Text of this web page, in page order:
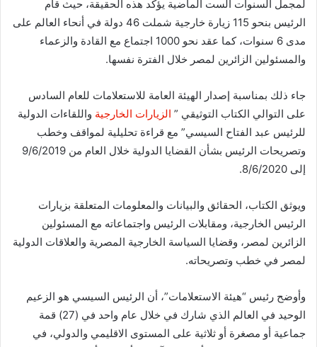
لمجمل السنوات الست الماضية يؤكد هذه الحقيقة، حيث قام
الرئيس بنحو 115 زيارة خارجية شملت 46 دولة في أنحاء العالم على
مدى 6 سنوات، كما عقد نحو 1000 اجتماع مع القادة والزعماء
والمسئولين الزائرين لمصر خلال الفترة نفسها.
جاء ذلك بمناسبة إصدار الهيئة العامة للاستعلامات للعام السادس
على التوالي الكتاب التوثيقي ” الزيارات الخارجية واللقاءات الدولية
للرئيس عبد الفتاح السيسي” مع قراءة تحليلية لمواقف وخطب
وتصريحات الرئيس بشأن القضايا الدولية خلال العام من 9/6/2019
إلى 8/6/2020.
ويوثق الكتاب، الحقائق والبيانات والمعلومات المتعلقة بزيارات
الرئيس الخارجية، ومقابلات الرئيس واجتماعاته مع المسئولين
الزائرين لمصر، وقضايا السياسة الخارجية المصرية والعلاقات الدولية
لمصر في خطب وتصريحاته.
وأوضح رئيس “هيئة الاستعلامات”، أن الرئيس السيسي هو الزعيم
الوحيد في العالم الذي شارك في خلال عام واحد في (27) قمة
جماعية أو مصغرة أو ثلاثية على المستوى الاقليمي والدولي، في